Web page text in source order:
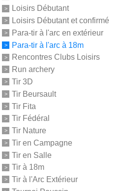
Loisirs Débutant
Loisirs Débutant et confirmé
Para-tir à l'arc en extérieur
Para-tir à l'arc à 18m
Rencontres Clubs Loisirs
Run archery
Tir 3D
Tir Beursault
Tir Fita
Tir Fédéral
Tir Nature
Tir en Campagne
Tir en Salle
Tir à 18m
Tir à l'Arc Extérieur